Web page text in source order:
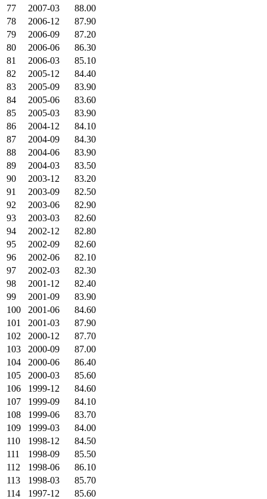
77 2007-03
88.00
78
2006-12
87.90
79
2006-09
87.20
80
2006-06
86.30
81
2006-03
85.10
82
2005-12
84.40
83
2005-09
83.90
84
2005-06
83.60
85
2005-03
83.90
86
2004-12
84.10
87
2004-09
84.30
88
2004-06
83.90
89
2004-03
83.50
90
2003-12
83.20
91
2003-09
82.50
92
2003-06
82.90
93
2003-03
82.60
94
2002-12
82.80
95
2002-09
82.60
96
2002-06
82.10
97
2002-03
82.30
98
2001-12
82.40
99
2001-09
83.90
100
2001-06
84.60
101
2001-03
87.90
102
2000-12
87.70
103
2000-09
87.00
104
2000-06
86.40
105
2000-03
85.60
106
1999-12
84.60
107
1999-09
84.10
108
1999-06
83.70
109
1999-03
84.00
110
1998-12
84.50
111
1998-09
85.50
112
1998-06
86.10
113
1998-03
85.70
114
1997-12
85.60